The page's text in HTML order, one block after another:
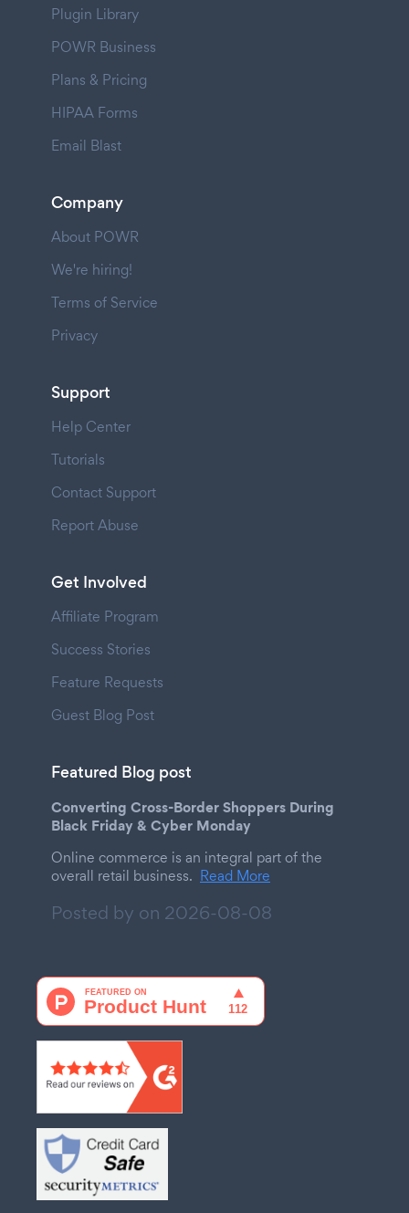
Plugin Library
POWR Business
Plans & Pricing
HIPAA Forms
Email Blast
Company
About POWR
We're hiring!
Terms of Service
Privacy
Support
Help Center
Tutorials
Contact Support
Report Abuse
Get Involved
Affiliate Program
Success Stories
Feature Requests
Guest Blog Post
Featured Blog post
Converting Cross-Border Shoppers During
Black Friday & Cyber Monday
Online commerce is an integral part of the
overall retail business. Read More
Posted by on 2026-08-08